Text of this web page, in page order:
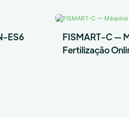
ES6
FISMART-C —
Fertilização